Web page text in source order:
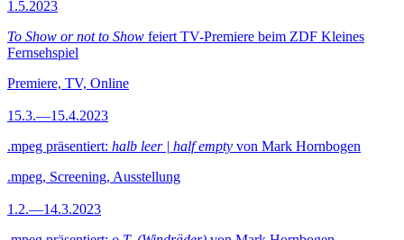
1.5.2023
To Show or not to Show feiert TV-Premiere beim ZDF Kleines
Fernsehspiel
Premiere, TV, Online
15.3.—15.4.2023
.mpeg präsentiert: halb leer | half empty von Mark Hornbogen
.mpeg, Screening, Ausstellung
1.2.—14.3.2023